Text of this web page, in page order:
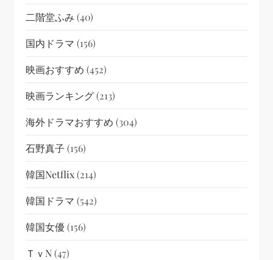
二階堂ふみ (40)
国内ドラマ (156)
映画おすすめ (452)
映画ランキング(213)
海外ドラマおすすめ (304)
石野真子 (156)
韓国netflix(214)
韓国ドラマ (542)
韓国女優(156)
ＴｖN(47)